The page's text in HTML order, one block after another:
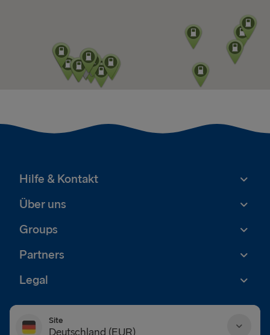
Hilfe & Kontakt
Über uns
Groups
Partners
Legal
Site
Deutschland (EUR)